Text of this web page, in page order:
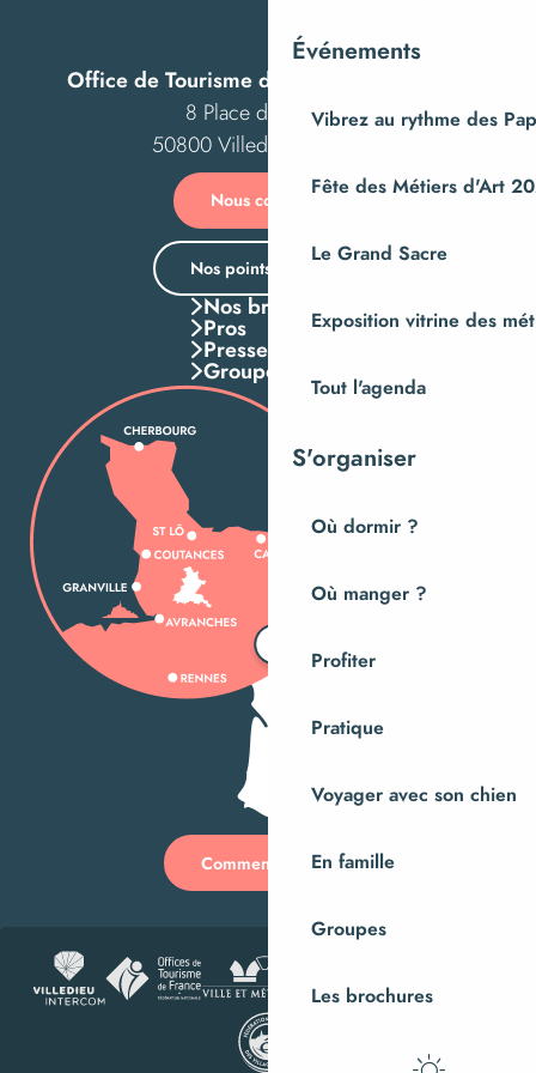
Événements
Vibrez au rythme des
Fête des Métiers d'Art
Le Grand Sacre
Exposition vitrine des
Tout l'agenda
S'organiser
Où dormir ?
Où manger ?
Profiter
Pratique
Voyager avec son chien
En famille
Groupes
Les brochures
Espèces discrètes et monde secret, photographies par
Office de Tourisme de Villedieu Intercom
8 Place des Costils
50800 Villedieu-les-Poêles
Nous contacter
Nos points d’accueil
Nos brochures
Pros
Presse
Groupes
Comment venir ?